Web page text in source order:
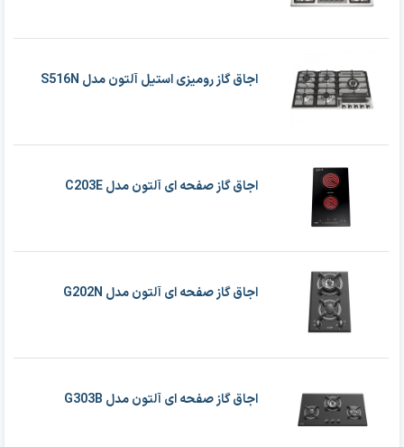
اجاق گاز رومیزی استیل آلتون مدل S516N
اجاق گاز صفحه ای آلتون مدل C203E
اجاق گاز صفحه ای آلتون مدل G202N
اجاق گاز صفحه ای آلتون مدل G303B